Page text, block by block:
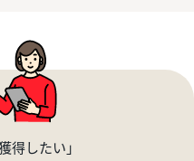
得したい」